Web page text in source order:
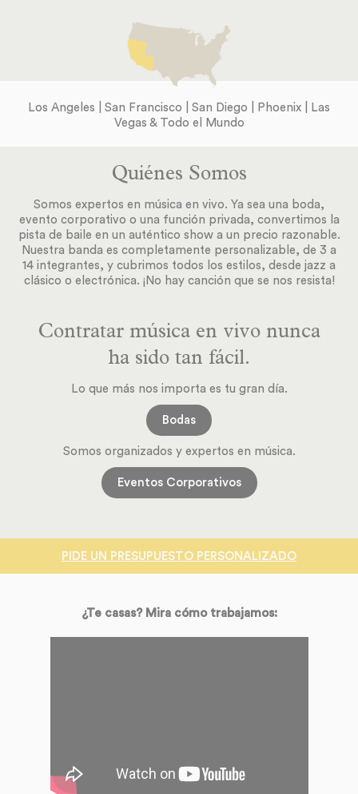
Los Angeles | San Francisco | San Diego | Phoenix | Las
Vegas & Todo el Mundo
Quiénes Somos
Somos expertos en música en vivo. Ya sea una boda,
evento corporativo o una función privada, convertimos la
pista de baile en un auténtico show a un precio razonable.
Nuestra banda es completamente personalizable, de 3 a
14 integrantes, y cubrimos todos los estilos, desde jazz a
clásico o electrónica. ¡No hay canción que se nos resista!
Contratar música en vivo nunca
ha sido tan fácil.
Lo que más nos importa es tu gran día.
Bodas
Somos organizados y expertos en música.
Eventos Corporativos
PIDE UN PRESUPUESTO PERSONALIZADO
¿Te casas? Mira cómo trabajamos: